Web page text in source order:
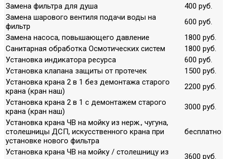
Замена фильтра для душа
400 руб.
Замена шарового вентиля подачи воды на
фильтр
600 руб.
Замена насоса, повышающего давление
1800 руб.
Санитарная обработка Осмотических систем
1800 руб.
Установка индикатора ресурса
600 руб.
Установка клапана защиты от протечек
1500 руб.
Установка крана 2 в 1 без демонтажа старого
крана (кран наш)
2200 руб.
Установка крана 2 в 1 с демонтажем старого
крана (кран наш)
3000 руб.
Установка крана ЧВ на мойку из нерж., чугуна,
столешницы ДСП, искусственного крана при
установке нового фильтра
бесплатно
Установка крана ЧВ на мойку / столешницу из
3600 руб.